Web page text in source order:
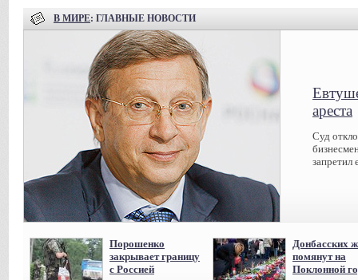
В МИРЕ: ГЛАВНЫЕ НОВОСТИ
ареста
Суд
запретил
Порошенко
закрывает границу
с Россией
Донбасских
помянут на
Поклонной